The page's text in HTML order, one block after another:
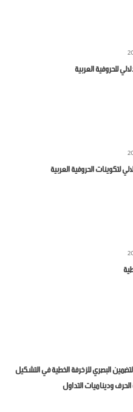
للحروفية العربية
لتكوينات الحروفية العربية
البصري للزخرفة الخطية في التشكيل
وديناميات التداول